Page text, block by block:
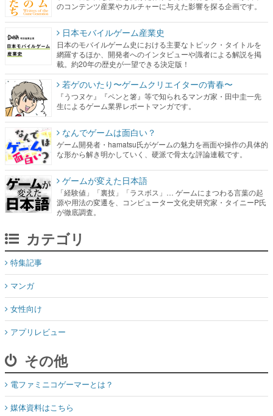
のコンテンツ産業やカルチャーに与えた影響を探る企画です。
日本モバイルゲーム産業史
日本のモバイルゲーム史における主要なトピック・タイトルを
網羅するほか、開発者へのインタビューや識者による解説を掲
載。約20年の歴史が一望できる決定版！
若ゲのいたり〜ゲームクリエイターの青春〜
『うつヌケ』『ペンと箸』等で知られるマンガ家・田中圭一先
生によるゲーム業界レポートマンガです。
なんでゲームは面白い？
ゲーム開発者・hamatsu氏がゲームの魅力を画面や操作の具体的
な形から解き明かしていく、硬派で骨太な評論連載です。
ゲームが変えた日本語
「経験値」「裏技」「ラスボス」… ゲームにまつわる言葉の起
源や用法の変遷を、コンピューター文化史研究家・タイニーP氏
が徹底調査。
カテゴリ
特集記事
マンガ
女性向け
アプリレビュー
その他
電ファミニコゲーマーとは？
媒体資料はこちら